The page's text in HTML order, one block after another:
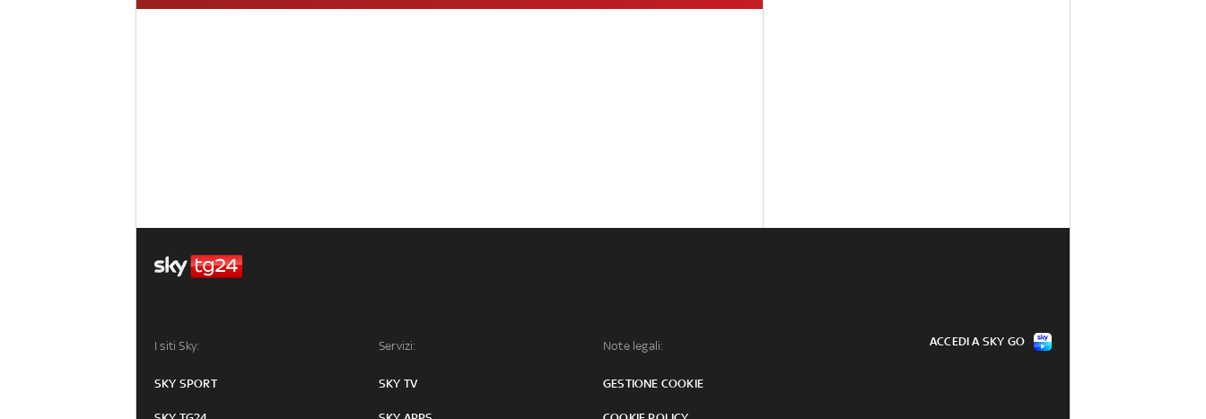
I siti Sky:
SKY SPORT
Servizi:
SKY TV
Note legali:
GESTIONE COOKIE
ACCEDI A SKY GO